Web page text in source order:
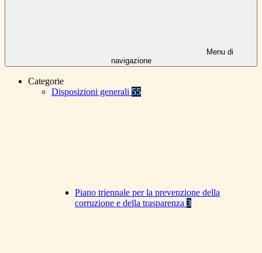
Menu di
navigazione
Categorie
Disposizioni generali 55
Piano triennale per la prevenzione della
corruzione e della trasparenza 3